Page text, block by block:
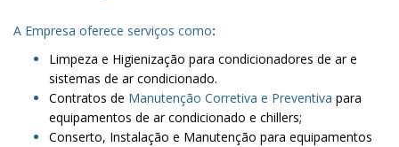
A Empresa oferece serviços como:
Limpeza e Higienização para condicionadores de ar e
sistemas de ar condicionado.
Contratos de Manutenção Corretiva e Preventiva para
equipamentos de ar condicionado e chillers;
Conserto, Instalação e Manutenção para equipamentos